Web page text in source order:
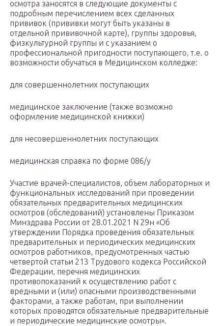
осмотра заносятся в следующие документы с
подробным перечислением всех сделанных
прививок (прививки могут быть указаны в
отдельной прививочной карте), группы здоровья,
физкультурной группы и с указанием о
профессиональной пригодности поступающего, т.е. о
возможности обучаться в Медицинском колледже:
для совершеннолетних поступающих
медицинское заключение (также возможно
оформление медицинской книжки)
для несовершеннолетних поступающих
медицинская справка по форме 086/у
Участие врачей-специалистов, объем лабораторных и
функциональных исследований при проведении
обязательных предварительных медицинских
осмотров (обследований) установлены Приказом
Минздрава России от 28.01.2021 N 29н «Об
утверждении Порядка проведения обязательных
предварительных и периодических медицинских
осмотров работников, предусмотренных частью
четвертой статьи 213 Трудового кодекса Российской
Федерации, перечня медицинских
противопоказаний к осуществлению работ с
вредными и (или) опасными производственными
факторами, а также работам, при выполнении
которых проводятся обязательные предварительные
и периодические медицинские осмотры».